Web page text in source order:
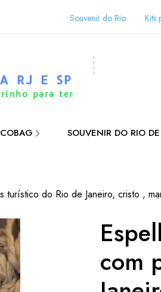
Souvenir do Rio Kits
RJ E SP
para ter
SOUVENIR DO RIO
do Rio de Janeiro, cristo ,
com